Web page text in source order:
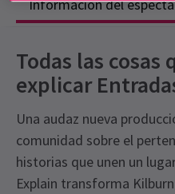
Información del
Todas las cosas
explicar
Una audaz nueva
comunidad sobre el
historias que unen un
Explain transforma